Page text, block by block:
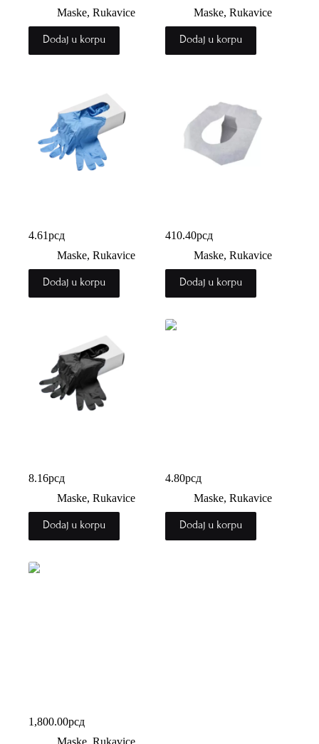
Maske, Rukavice
Dodaj u korpu
Maske, Rukavice
Dodaj u korpu
4.61рсд
Maske, Rukavice
Dodaj u korpu
410.40рсд
Maske, Rukavice
Dodaj u korpu
8.16рсд
Maske, Rukavice
Dodaj u korpu
4.80рсд
Maske, Rukavice
Dodaj u korpu
1,800.00рсд
Maske, Rukavice